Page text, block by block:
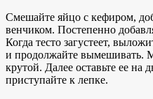
Смешайте яйцо с кефиром,
венчиком. Постепенно
Когда тесто загустеет,
и продолжайте вымешивать.
крутой. Далее оставьте ее на
приступайте к лепке.